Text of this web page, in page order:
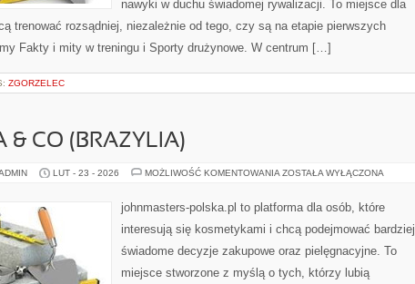
nawyki w duchu świadomej rywalizacji. To miejsce dla
trenować rozsądniej, niezależnie od tego, czy są na etapie pierwszych
Fakty i mity w treningu i Sporty drużynowe. W centrum […]
ZGORZELEC
& CO (BRAZYLIA)
LUT - 23 - 2026 MOŻLIWOŚĆ KOMENTOWANIA NATURA
(BRAZYLIA)
ZOSTAŁA WYŁĄCZONA
johnmasters-polska.pl to platforma dla osób, które
interesują się kosmetykami i chcą podejmować bardziej
świadome decyzje zakupowe oraz pielęgnacyjne. To
miejsce stworzone z myślą o tych, którzy lubią